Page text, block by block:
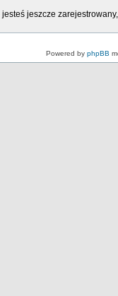
jeszcze
Powered by phpBB